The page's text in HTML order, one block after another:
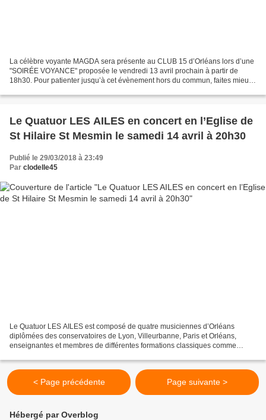
La célèbre voyante MAGDA sera présente au CLUB 15 d’Orléans lors d’une
"SOIRÉE VOYANCE" proposée le vendredi 13 avril prochain à partir de
18h30. Pour patienter jusqu’à cet évènement hors du commun, faites mieux
Le Quatuor LES AILES en concert en l’Eglise de
St Hilaire St Mesmin le samedi 14 avril à 20h30
Publié le 29/03/2018 à 23:49
Par clodelle45
Le Quatuor LES AILES est composé de quatre musiciennes d’Orléans
diplômées des conservatoires de Lyon, Villeurbanne, Paris et Orléans,
enseignantes et membres de différentes formations classiques comme
< Page précédente Page suivante >
Hébergé par Overblog